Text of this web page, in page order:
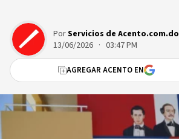
PorServicios de Acento.com.do
13/06/2026 · 03:47 PM
AGREGAR ACENTO EN